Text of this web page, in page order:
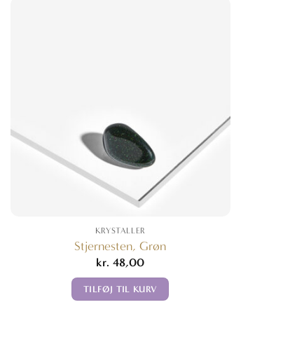
KRYSTALLER
Stjernesten, Grøn
kr. 48,00
TILFØJ TIL KURV